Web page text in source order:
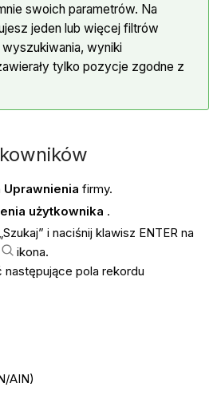
swoich parametrów. Na
jeden lub więcej filtrów
wyniki
tylko pozycje zgodne z
Uprawnienia firmy.
użytkownika .
i naciśnij klawisz ENTER na
ikona.
pola rekordu
AIN)